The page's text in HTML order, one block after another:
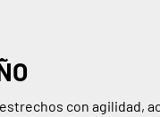
con agilidad,